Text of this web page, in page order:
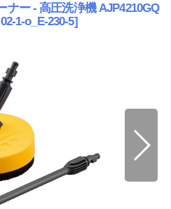
ナー - 高圧洗浄機 AJP4210GQ
1-o_E-230-5]